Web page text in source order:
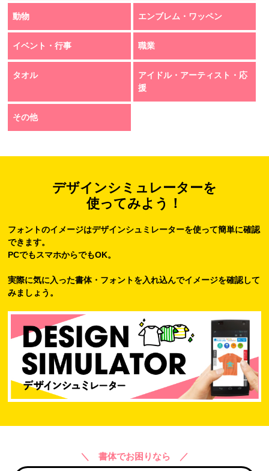
動物 エンブレム・ワッペン
イベント・行事 職業
タオル
アイドル・アーティスト・応
援
その他
デザインシミュレーターを
使ってみよう！
フォントのイメージはデザインシュミレーターを使って簡単に確認
できます。
PCでもスマホからでもOK。
実際に気に入った書体・フォントを入れ込んでイメージを確認して
みましょう。
＼ 書体でお困りなら ／